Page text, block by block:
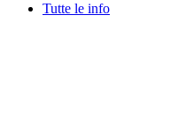
Tutte le info